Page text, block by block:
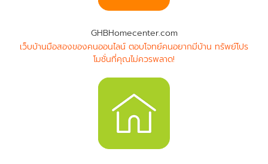
GHBHomecenter.com
เว็บบ้านมือสองของคนออนไลน์ ตอบโจทย์คนอยากมีบ้าน ทรัพย์โปร
โมชั่นที่คุณไม่ควรพลาด!